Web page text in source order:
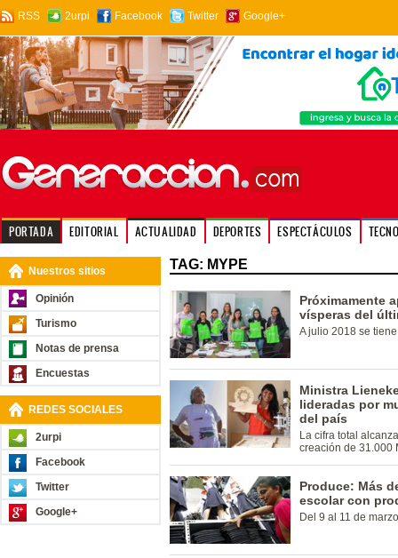
RSS 2urpi Facebook Twitter Google+
PORTADA EDITORIAL ACTUALIDAD DEPORTES ESPECTÁCULOS
Nuestros sitios
Opinión
Turismo
Notas de prensa
Encuestas
REDES SOCIALES
2urpi
Facebook
Twitter
Google+
TAG: MYPE
Próximamente
vísperas del
A julio 2018 se
Ministra
lideradas por
del país
La cifra total
creación de 31.000
Produce: Más
escolar con
Del 9 al 11 de